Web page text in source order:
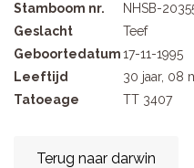
Stamboom nr.
NHSB-
Geslacht
Teef
Geboortedatum17-11-1995
Leeftijd
30 jaar, 08
Tatoeage
TT 3407
Terug naar darwin